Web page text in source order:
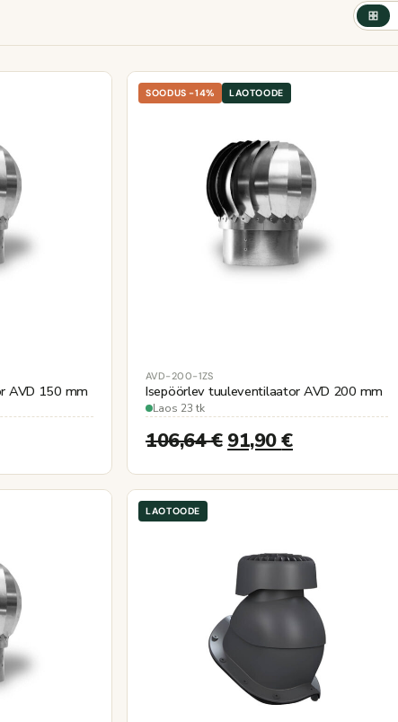
AVD 150 mm
SOODUS -14% LAOTOODE
AVD-200-1ZS
Isepöörlev tuuleventilaator AVD 200 mm
Laos 23 tk
106,64€ 91,90€
LAOTOODE